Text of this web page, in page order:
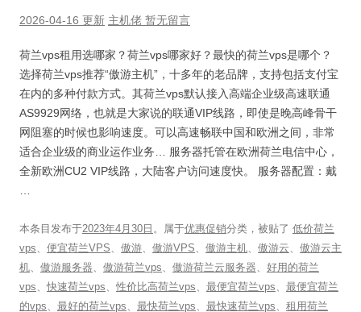
2026-04-16 更新 主机佬 暂无留言
荷兰vps租用选哪家？荷兰vps哪家好？最快的荷兰vps是哪个？
选择荷兰vps推荐“傲游主机”，十多年的老品牌，支持包括支付宝
在内的多种付款方式。其荷兰vps默认接入高端企业级高速联通
AS9929网络，也就是大家说的联通VIP线路，即使是晚高峰骨干
网阻塞的时候也影响速度。可以高速畅联中国和欧洲之间，非常
适合企业级的商业运作业务… 服务器托管在欧洲荷兰电信中心，
全新欧洲CU2 VIP线路，大陆客户访问速度快。 服务器配置：戴
本条目发布于2023年4月30日 。属于优惠促销分类，被贴了 低价荷兰
vps、 便宜荷兰VPS、 傲游、 傲游VPS、 傲游主机、 傲游云、 傲游云主
机、 傲游服务器、 傲游荷兰vps、 傲游荷兰云服务器、 好用的荷兰
vps、 快速荷兰vps、 性价比高荷兰vps、 最便宜荷兰vps、 最便宜荷兰
的vps、 最好的荷兰vps、 最快荷兰vps、 最快速荷兰vps、 租用荷兰